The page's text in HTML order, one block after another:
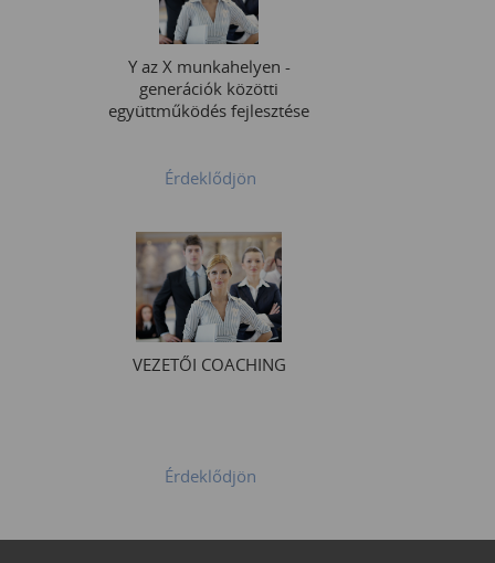
Y az X munkahelyen -
generációk közötti
együttműködés fejlesztése
Érdeklődjön
VEZETŐI COACHING
Érdeklődjön